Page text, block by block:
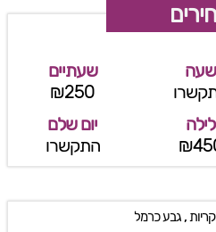
שעה
שעתיים
₪250
לילה
יום שלם
התקשרו
, גבע כרמל